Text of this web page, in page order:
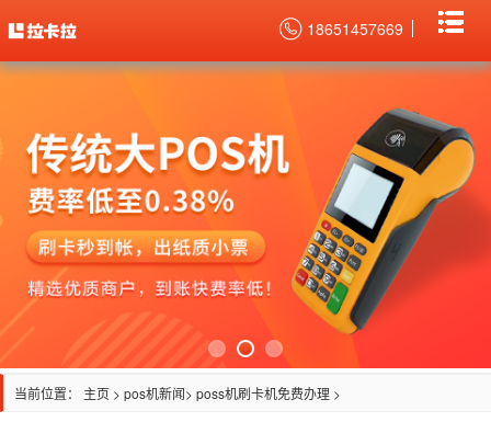
18651457669
当前位置： 主页 > pos机新闻> poss机刷卡机免费办理 >